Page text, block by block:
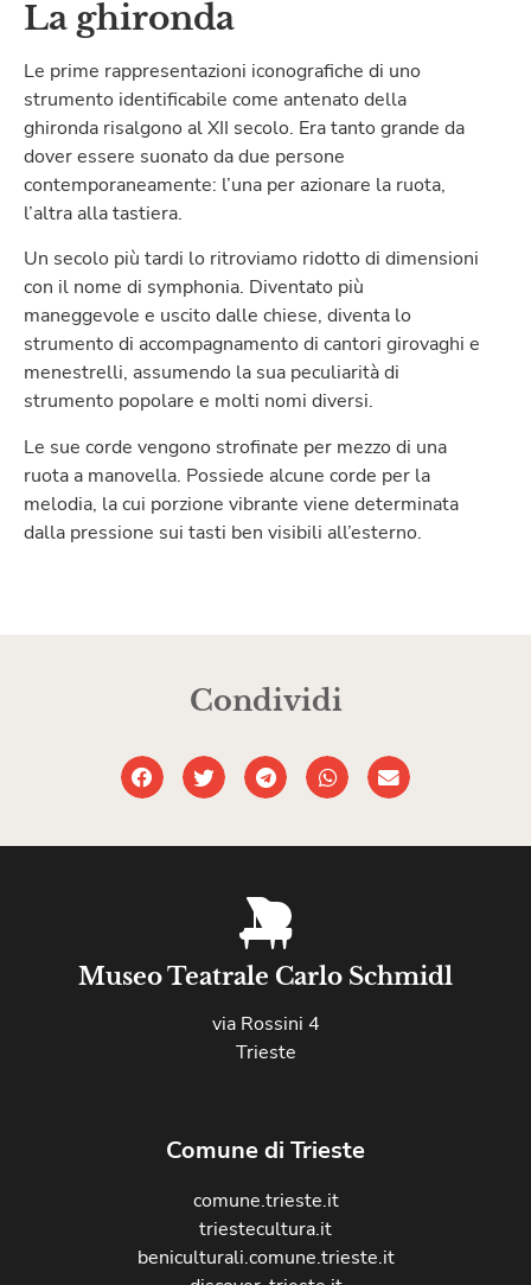
La ghironda
Le prime rappresentazioni iconografiche di uno
strumento identificabile come antenato della
ghironda risalgono al XII secolo. Era tanto grande da
dover essere suonato da due persone
contemporaneamente: l’una per azionare la ruota,
l’altra alla tastiera.
Un secolo più tardi lo ritroviamo ridotto di dimensioni
con il nome di symphonia. Diventato più
maneggevole e uscito dalle chiese, diventa lo
strumento di accompagnamento di cantori girovaghi e
menestrelli, assumendo la sua peculiarità di
strumento popolare e molti nomi diversi.
Le sue corde vengono strofinate per mezzo di una
ruota a manovella. Possiede alcune corde per la
melodia, la cui porzione vibrante viene determinata
dalla pressione sui tasti ben visibili all’esterno.
Condividi
Museo Teatrale Carlo Schmidl
via Rossini 4
Trieste
Comune di Trieste
comune.trieste.it
triestecultura.it
beniculturali.comune.trieste.it